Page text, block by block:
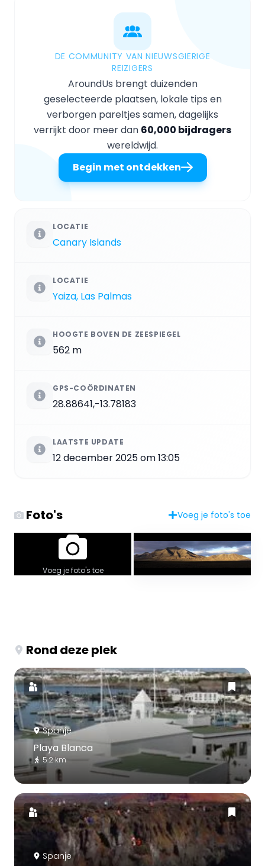
DE COMMUNITY VAN NIEUWSGIERIGE
REIZIGERS
AroundUs brengt duizenden
geselecteerde plaatsen, lokale tips en
verborgen pareltjes samen, dagelijks
verrijkt door meer dan 60,000 bijdragers
wereldwijd.
Begin met ontdekken
LOCATIE
Canary Islands
LOCATIE
Yaiza, Las Palmas
HOOGTE BOVEN DE ZEESPIEGEL
562 m
GPS-COÖRDINATEN
28.88641,-13.78183
LAATSTE UPDATE
12 december 2025 om 13:05
Foto's Voeg je foto's toe
Voeg je foto's toe
Rond deze plek
Spanje
Playa Blanca
5.2 km
Spanje